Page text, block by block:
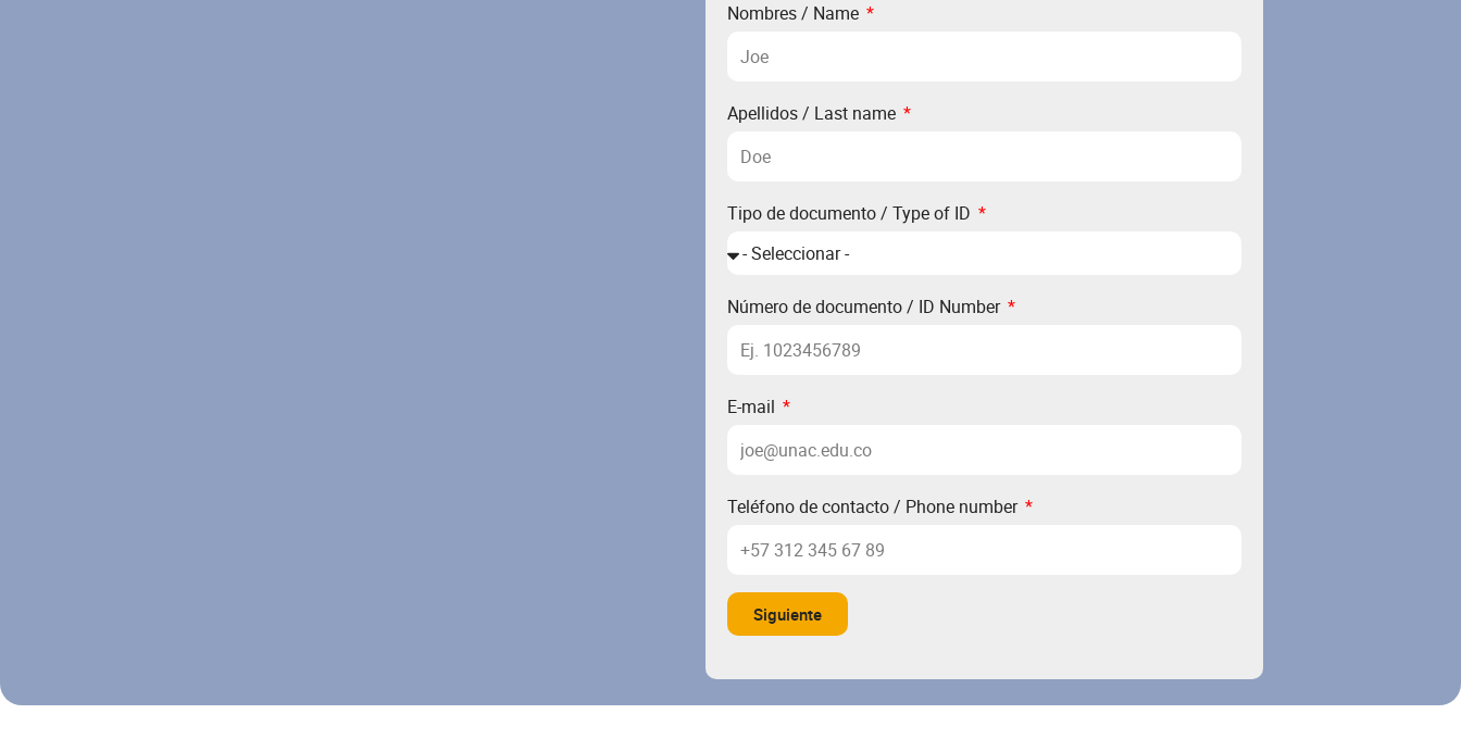
Nombres / Name
Apellidos / Last name
Tipo de documento / Type of ID
Número de documento / ID Number
E-mail
Teléfono de contacto / Phone number
Siguiente